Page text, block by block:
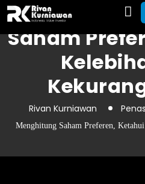
Cara
Saham
Rivan Kurniawan
Menghitung Saham Preferen,